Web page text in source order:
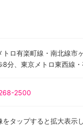
トロ有楽町線・南北線市
8分、東京メトロ東西線
2500
をタップすると拡大表示